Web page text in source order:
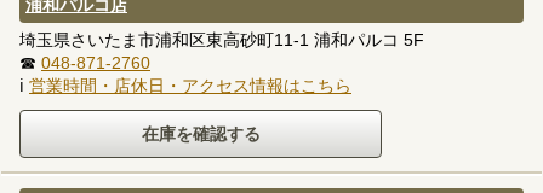
浦和パルコ店
埼玉県さいたま市浦和区東高砂町11-1 浦和パルコ 5F
☎ 048-871-2760
ℹ 営業時間・店休日・アクセス情報はこちら